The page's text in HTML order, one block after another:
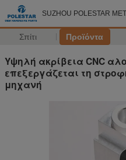
SUZHOU POLESTAR
Σπίτι Προϊόντα
Υψηλή ακρίβεια CNC
επεξεργάζεται τη
μηχανή